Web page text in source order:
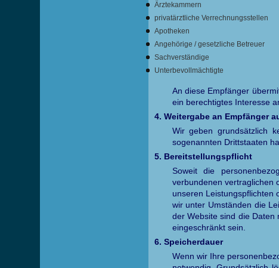
Ärztekammern
privatärztliche Verrechnungsstellen
Apotheken
Angehörige / gesetzliche Betreuer
Sachverständige
Unterbevollmächtigte
An diese Empfänger
ein berechtigtes Interesse
4. Weitergabe an Empfänger
Wir geben grundsätzlich
sogenannten Drittstaaten
5. Bereitstellungspflicht
Soweit die
verbundenen vertraglichen
unseren Leistungspflichten
wir unter Umständen die
der Website sind die Daten
eingeschränkt sein.
6. Speicherdauer
Wenn wir Ihre